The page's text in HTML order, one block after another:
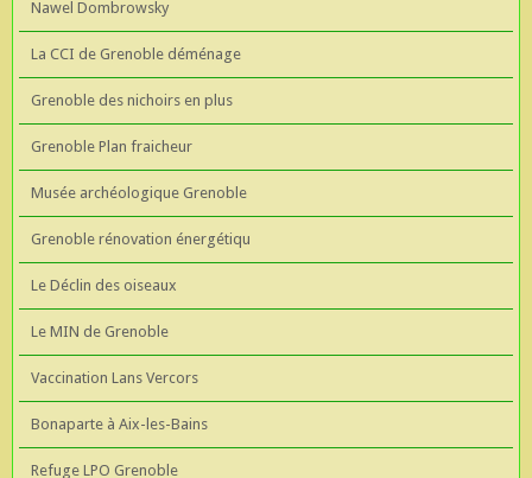
Nawel Dombrowsky
La CCI de Grenoble déménage
Grenoble des nichoirs en plus
Grenoble Plan fraicheur
Musée archéologique Grenoble
Grenoble rénovation énergétiqu
Le Déclin des oiseaux
Le MIN de Grenoble
Vaccination Lans Vercors
Bonaparte à Aix-les-Bains
Refuge LPO Grenoble